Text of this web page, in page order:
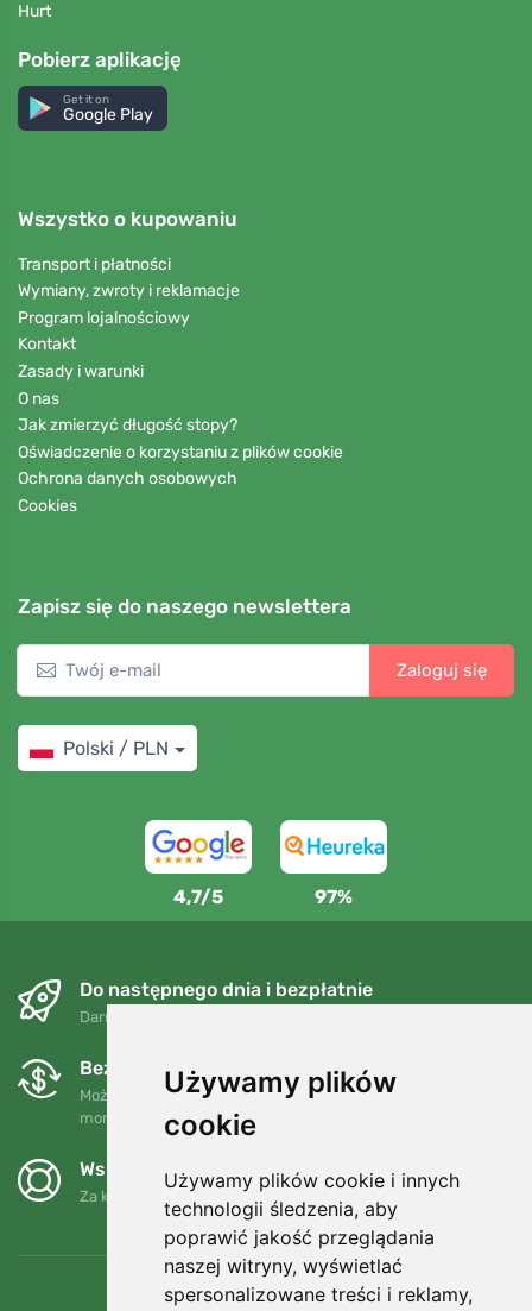
Używamy plików
cookie
Używamy plików cookie i innych
technologii śledzenia, aby
poprawić jakość przeglądania
naszej witryny, wyświetlać
spersonalizowane treści i reklamy,
Hurt
Pobierz aplikację
Get it on
Google Play
Wszystko o kupowaniu
Transport i płatności
Wymiany, zwroty i reklamacje
Program lojalnościowy
Kontakt
Zasady i warunki
O nas
Jak zmierzyć długość stopy?
Oświadczenie o korzystaniu z plików cookie
Ochrona danych osobowych
Cookies
Zapisz się do naszego newslettera
Zaloguj się
Polski / PLN
4,7/5 97%
Do następnego dnia i bezpłatnie
Darmowa wysyłka dla zamówień powyżej 250 PLN
Bezpłatne wymiany i zwroty
Możesz zwrócić lub wymienić swoje zamówienie w dowolnym
momencie w ciągu 90 dni.
Wspieramy Trees.org
Za każde zamówienie sadzimy drzewo! Czytaj więcej